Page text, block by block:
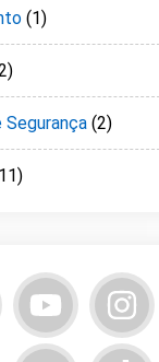
(1)
Segurança (2)